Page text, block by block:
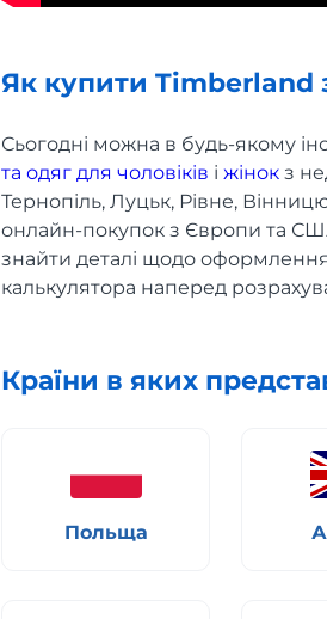
Як купити
Сьогодні можна в будь-якому
та одяг для чоловіків і жінок з
Тернопіль, Луцьк, Рівне,
онлайн-покупок з Європи та
знайти деталі щодо
калькулятора наперед
Країни в яких
Польща